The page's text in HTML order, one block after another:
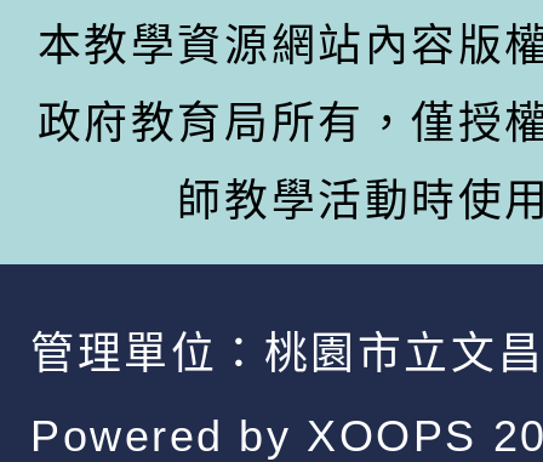
本教學資源網站內容版
政府教育局所有，僅授
師教學活動時使
管理單位： 桃園市立文
Powered by XOOPS